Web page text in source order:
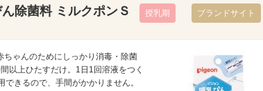
除菌料 ミルクポンＳ 授乳期 ブランドサイト
ちゃんのためにしっかり消毒・除菌
以上ひたすだけ。1日1回溶液をつく
できるので、手間がかかりません。